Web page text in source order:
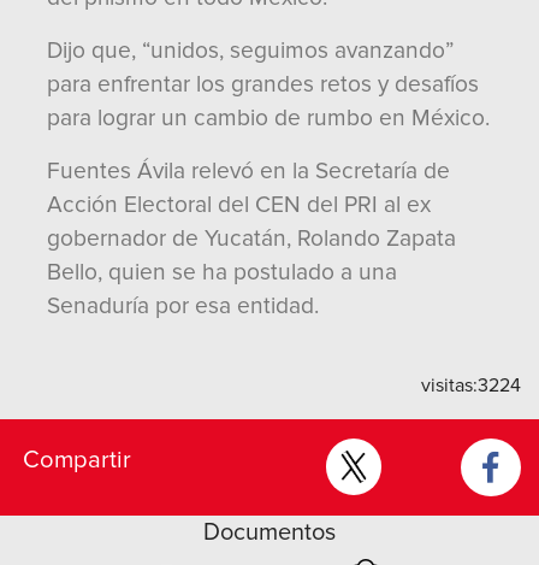
Dijo que, “unidos, seguimos avanzando”
para enfrentar los grandes retos y desafíos
para lograr un cambio de rumbo en México.
Fuentes Ávila relevó en la Secretaría de
Acción Electoral del CEN del PRI al ex
gobernador de Yucatán, Rolando Zapata
Bello, quien se ha postulado a una
Senaduría por esa entidad.
visitas:3224
Compartir
Documentos